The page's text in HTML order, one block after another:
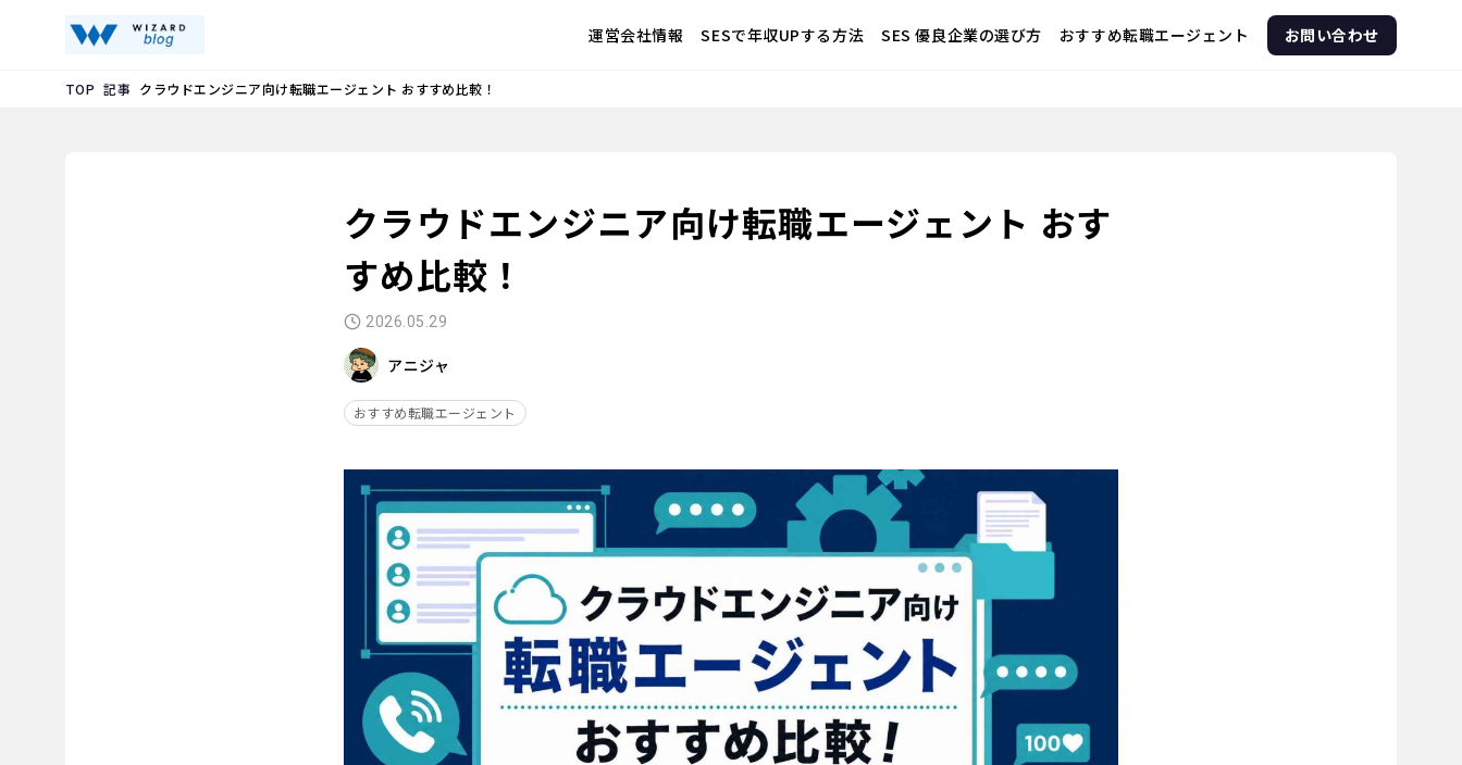
運営会社情報 SESで年収UPする方法 SES 優良企業の選び方 おすすめ転職エージェント お問い合わせ
TOP 記事 クラウドエンジニア向け転職エージェント おすすめ比較！
クラウドエンジニア向け転職エージェント おす
すめ比較！
2026.05.29
アニジャ
おすすめ転職エージェント